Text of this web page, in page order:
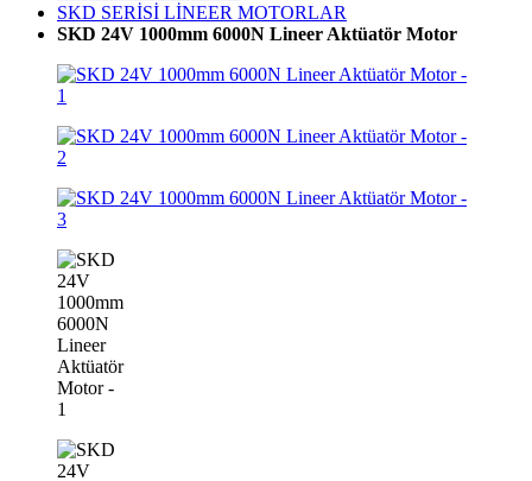
SKD SERİSİ LİNEER MOTORLAR
SKD 24V 1000mm 6000N Lineer Aktüatör Motor